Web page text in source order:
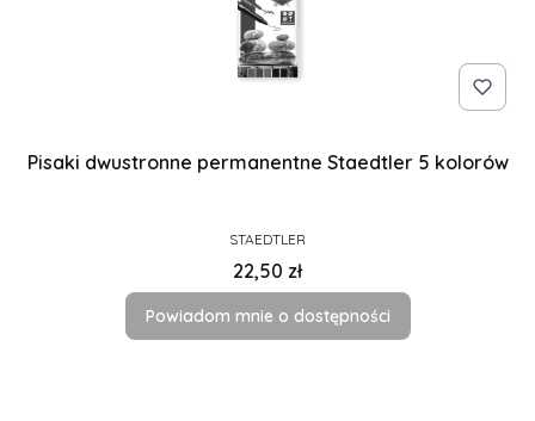
Pisaki dwustronne permanentne Staedtler 5 kolorów
PRODUCENT
STAEDTLER
Cena
22,50 zł
Powiadom mnie o dostępności